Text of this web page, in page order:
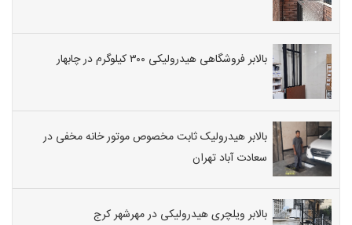
بالابر فروشگاهی هیدرولیکی ۳۰۰ کیلوگرم در چابهار
بالابر هیدرولیک ثابت مخصوص موتور خانه مخفی در
سعادت آباد تهران
بالابر ویلچری هیدرولیکی در مهرشهر کرج